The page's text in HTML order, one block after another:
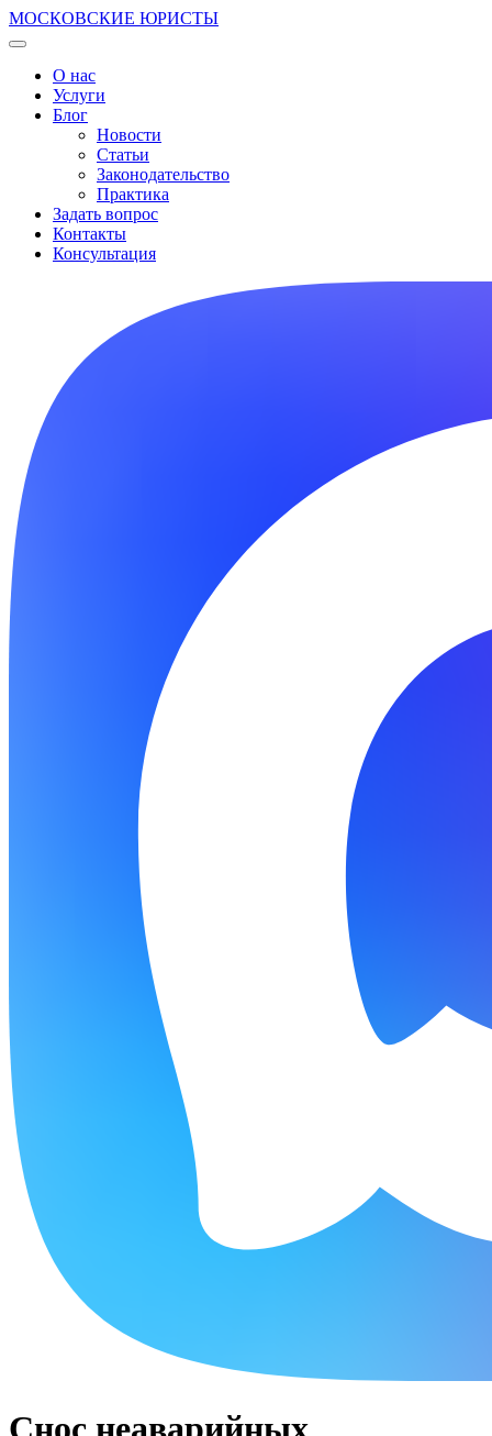
МОСКОВСКИЕ ЮРИСТЫ
О нас
Услуги
Блог
Новости
Статьи
Законодательство
Практика
Задать вопрос
Контакты
Консультация